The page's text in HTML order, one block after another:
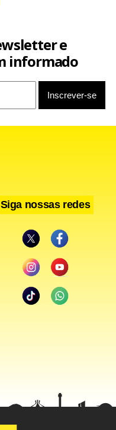
e
informado
Siga nossas redes